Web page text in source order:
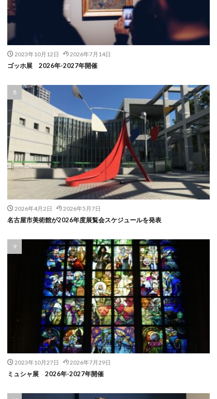
2023年10月12日 2026年7月14日
ゴッホ展 2026年-2027年開催
2026年4月2日 2026年5月7日
名古屋市美術館が2026年度展覧会スケジュールを発表
2023年10月27日 2026年7月29日
ミュシャ展 2026年-2027年開催